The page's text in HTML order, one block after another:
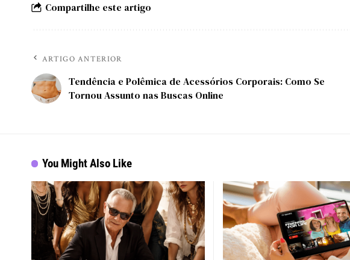
Compartilhe este artigo
ARTIGO ANTERIOR
Tendência e Polêmica de Acessórios Corporais: Como Se
Tornou Assunto nas Buscas Online
You Might Also Like